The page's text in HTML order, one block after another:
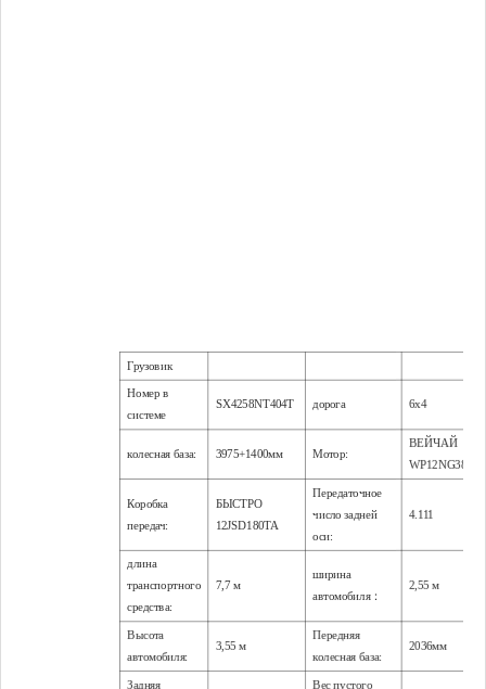
Грузовик
Номер в
системе
SX4258NT404T дорога 6х4
колесная база: 3975+1400мм Мотор:
ВЕЙЧАЙ
Коробка
передач:
БЫСТРО
12JSD180TA
Передаточное
число задней
оси:
4.111
длина
транспортного
средства:
7,7 м
ширина
автомобиля：
2,55 м
Высота
автомобиля:
3,55 м
Передняя
колесная база:
2036мм
Задняя Вес пустого